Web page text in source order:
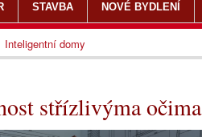
střízlivýma očima
STAVBA NOVÉ BYDLENÍ
Inteligentní domy